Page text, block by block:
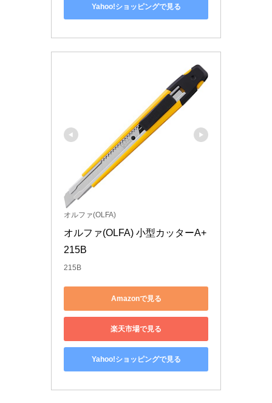
Yahoo!ショッピングで見る
オルファ(OLFA)
オルファ(OLFA) 小型カッターA+
215B
215B
Amazonで見る
楽天市場で見る
Yahoo!ショッピングで見る